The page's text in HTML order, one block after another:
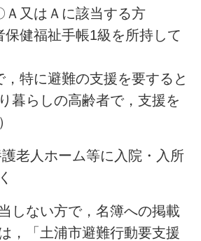
又はＡに該当する方
健福祉手帳1級を所持して
特に避難の支援を要すると
暮らしの高齢者で，支援を
老人ホーム等に入院・入所
しない方で，名簿への掲載
，「土浦市避難行動要支援